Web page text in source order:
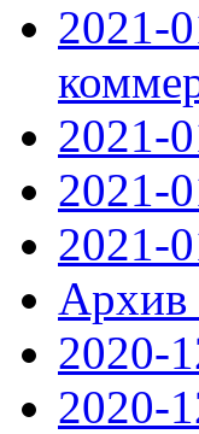
2021-
2021-
2021-
2021-
Архив
2020-
2020-